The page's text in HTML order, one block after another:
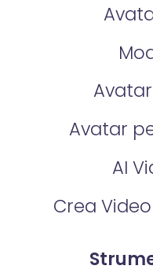
Avatar
AI
Crea